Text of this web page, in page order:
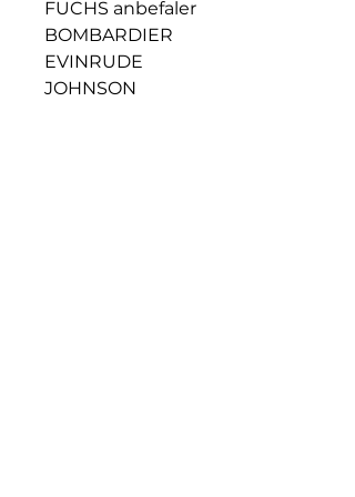
FUCHS anbefaler
BOMBARDIER
EVINRUDE
JOHNSON